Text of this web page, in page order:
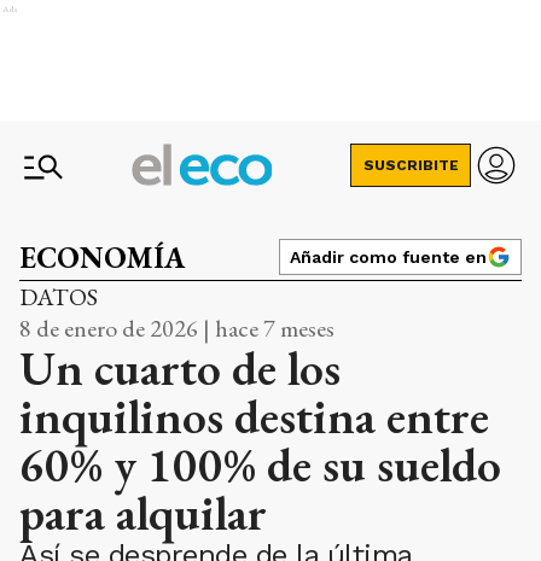
Ads
SUSCRIBITE
ECONOMÍA Añadir como fuente en
DATOS
8 de enero de 2026 | hace 7 meses
Un cuarto de los
inquilinos destina entre
60% y 100% de su sueldo
para alquilar